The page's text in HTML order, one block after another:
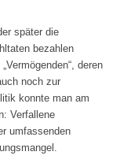
später die
bezahlen
deren
noch zur
konnte man am
Verfallene
umfassenden